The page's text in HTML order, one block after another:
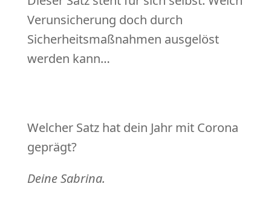
Verunsicherung doch durch
Sicherheitsmaßnahmen ausgelöst
werden kann…
Welcher Satz hat dein Jahr mit Corona
geprägt?
Deine Sabrina.